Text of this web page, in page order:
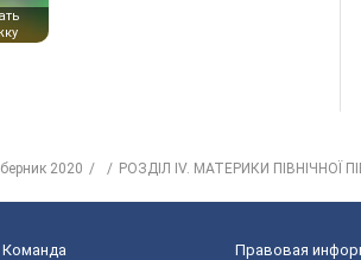
2020 РОЗДІЛ IV. МАТЕРИКИ ПІВНІЧНОЇ
Команда Правовая